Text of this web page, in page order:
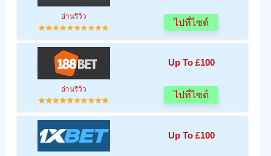
อ่านรีวิว
ไปที่ไซต์
Up To £100
อ่านรีวิว
ไปที่ไซต์
Up To £100